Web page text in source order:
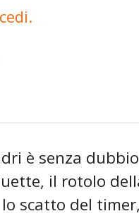
è senza
il rotolo
scatto del